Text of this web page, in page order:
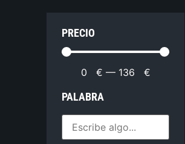
PRECIO
0 € — 136 €
PALABRA